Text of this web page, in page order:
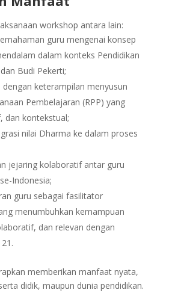
workshop antara lain:
guru mengenai konsep
dalam konteks Pendidikan
Budi Pekerti;
keterampilan menyusun
Pembelajaran (RPP) yang
dan kontekstual;
nilai Dharma ke dalam proses
jejaring kolaboratif antar guru
Indonesia;
guru sebagai fasilitator
menumbuhkan kemampuan
dan relevan dengan
memberikan manfaat nyata,
didik, maupun dunia pendidikan.